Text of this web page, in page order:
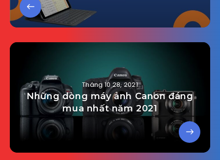
Tháng 10 28, 2021
Những dòng máy ảnh Canon đáng
mua nhất năm 2021